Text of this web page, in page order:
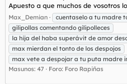
Apuesto a que muchos de vosotros
Max_Demian
cuentaselo a tu madre
gilipollas comentando gilipolleces
la hija del haba superávit de amor
max mierdan el tonto de los despojos
max vete a despojar a tu puta madre
Masunos: 47
Foro: Foro Rapiñas